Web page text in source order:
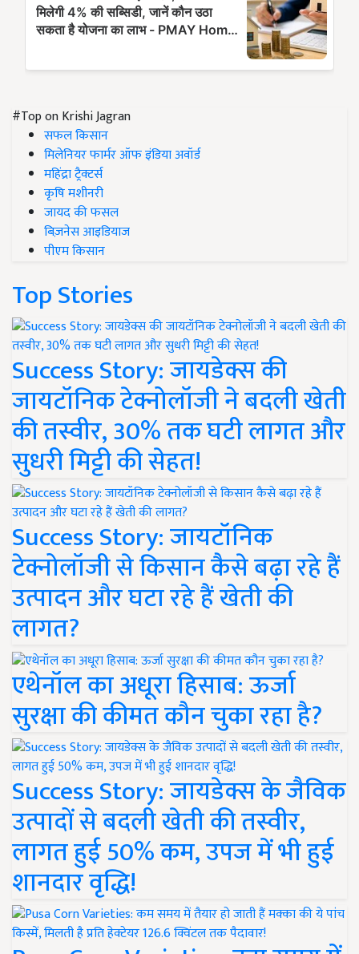
#Top on Krishi Jagran
सफल किसान
मिलेनियर फार्मर ऑफ इंडिया अवॉर्ड
महिंद्रा ट्रैक्टर्स
कृषि मशीनरी
जायद की फसल
बिज़नेस आइडियाज
पीएम किसान
Top Stories
Success Story: जायडेक्स की
जायटॉनिक टेक्नोलॉजी ने बदली खेती
की तस्वीर, 30% तक घटी लागत और
सुधरी मिट्टी की सेहत!
Success Story: जायटॉनिक
टेक्नोलॉजी से किसान कैसे बढ़ा रहे हैं
उत्पादन और घटा रहे हैं खेती की
लागत?
एथेनॉल का अधूरा हिसाब: ऊर्जा
सुरक्षा की कीमत कौन चुका रहा है?
Success Story: जायडेक्स के जैविक
उत्पादों से बदली खेती की तस्वीर,
लागत हुई 50% कम, उपज में भी हुई
शानदार वृद्धि!